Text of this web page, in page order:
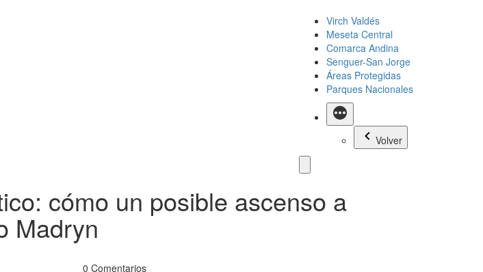
Virch Valdés
Meseta Central
Comarca Andina
Senguer-San Jorge
Áreas Protegidas
Parques Nacionales
Más
Volver
cómo un posible ascenso a
Madryn
0 Comentarios